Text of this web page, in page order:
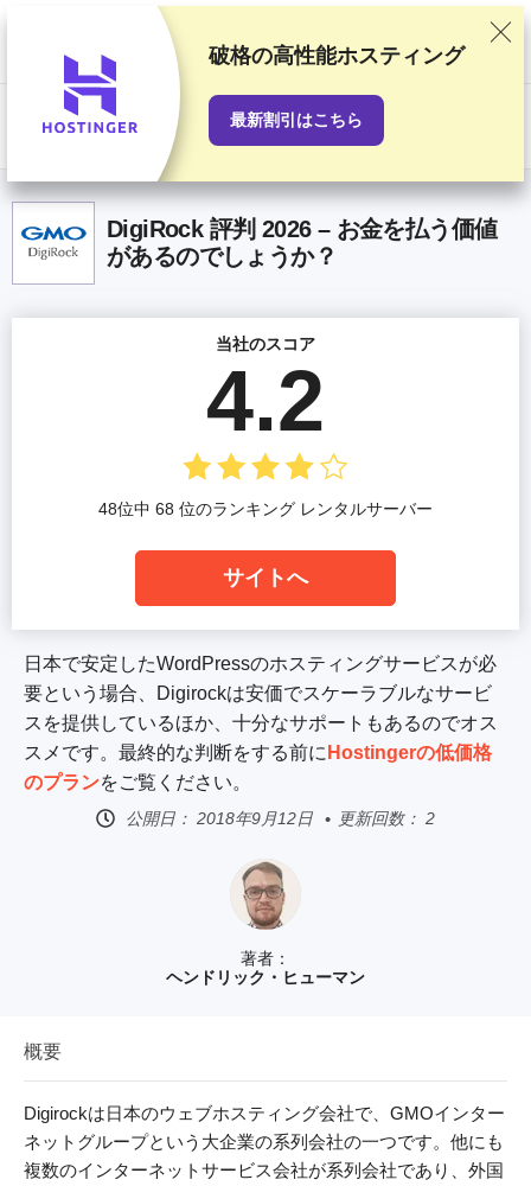
当サイトでは徹底した検証と調査をもとにおすすめランキングを作成し
ていますが、読者の皆さまからのご意見やプロバイダとの商業契約も考
慮しています。このページにはアフィリエイトリンクが含まれます。
「広告に関する情報開示」
DigiRock 評判 2026 – お金を払う価値
があるのでしょうか？
著者：
ヘンドリック・ヒューマン
日本で安定したWordPressのホスティングサービスが必
要という場合、Digirockは安価でスケーラブルなサービ
スを提供しているほか、十分なサポートもあるのでオス
スメです。最終的な判断をする前に Hostingerの低価格
のプランをご覧ください。
公開日： 2018年9月12日 更新回数： 2
当社のスコア
4.2
48位中 68 位のランキング レンタルサーバー
サイトへ
概要
Digirockは日本のウェブホスティング会社で、GMOインター
ネットグループという大企業の系列会社の一つです。他にも
複数のインターネットサービス会社が系列会社であり、外国
破格の高性能ホスティング
最新割引はこちら